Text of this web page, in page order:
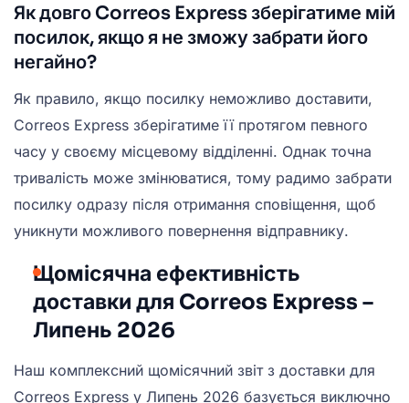
Як довго Correos Express зберігатиме мій
посилок, якщо я не зможу забрати його
негайно?
Як правило, якщо посилку неможливо доставити,
Correos Express зберігатиме її протягом певного
часу у своєму місцевому відділенні. Однак точна
тривалість може змінюватися, тому радимо забрати
посилку одразу після отримання сповіщення, щоб
уникнути можливого повернення відправнику.
Щомісячна ефективність
доставки для Correos Express –
Липень 2026
Наш комплексний щомісячний звіт з доставки для
Correos Express у Липень 2026 базується виключно